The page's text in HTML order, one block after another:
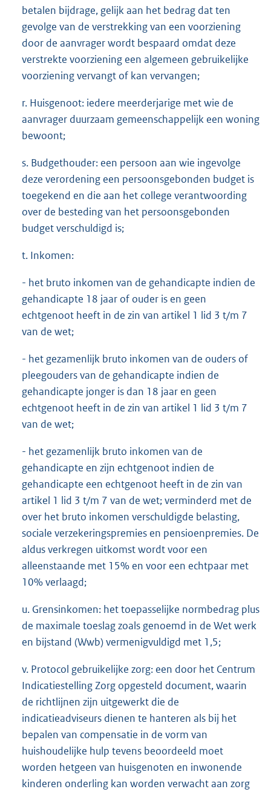
betalen bijdrage, gelijk aan het bedrag dat ten
gevolge van de verstrekking van een voorziening
door de aanvrager wordt bespaard omdat deze
verstrekte voorziening een algemeen gebruikelijke
voorziening vervangt of kan vervangen;
r. Huisgenoot: iedere meerderjarige met wie de
aanvrager duurzaam gemeenschappelijk een woning
bewoont;
s. Budgethouder: een persoon aan wie ingevolge
deze verordening een persoonsgebonden budget is
toegekend en die aan het college verantwoording
over de besteding van het persoonsgebonden
budget verschuldigd is;
t. Inkomen:
- het bruto inkomen van de gehandicapte indien de
gehandicapte 18 jaar of ouder is en geen
echtgenoot heeft in de zin van artikel 1 lid 3 t/m 7
van de wet;
- het gezamenlijk bruto inkomen van de ouders of
pleegouders van de gehandicapte indien de
gehandicapte jonger is dan 18 jaar en geen
echtgenoot heeft in de zin van artikel 1 lid 3 t/m 7
van de wet;
- het gezamenlijk bruto inkomen van de
gehandicapte en zijn echtgenoot indien de
gehandicapte een echtgenoot heeft in de zin van
artikel 1 lid 3 t/m 7 van de wet; verminderd met de
over het bruto inkomen verschuldigde belasting,
sociale verzekeringspremies en pensioenpremies. De
aldus verkregen uitkomst wordt voor een
alleenstaande met 15% en voor een echtpaar met
10% verlaagd;
u. Grensinkomen: het toepasselijke normbedrag plus
de maximale toeslag zoals genoemd in de Wet werk
en bijstand (Wwb) vermenigvuldigd met 1,5;
v. Protocol gebruikelijke zorg: een door het Centrum
Indicatiestelling Zorg opgesteld document, waarin
de richtlijnen zijn uitgewerkt die de
indicatieadviseurs dienen te hanteren als bij het
bepalen van compensatie in de vorm van
huishoudelijke hulp tevens beoordeeld moet
worden hetgeen van huisgenoten en inwonende
kinderen onderling kan worden verwacht aan zorg